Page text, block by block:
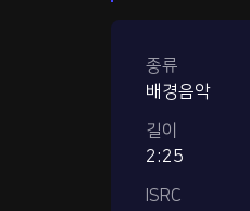
종류
배경음악
길이
2:25
ISRC